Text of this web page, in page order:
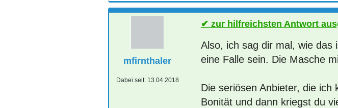
mfirnthaler
Dabei seit: 13.04.2018
zur hilfreichsten Antwort
Also, ich sag dir mal, wie das
eine Falle sein. Die Masche
Die seriösen Anbieter, die
Bonität und dann kriegst du